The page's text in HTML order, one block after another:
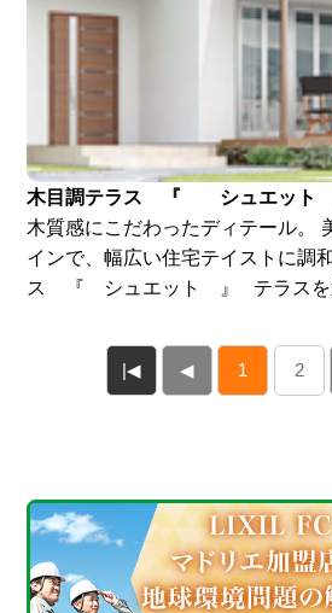
木目調テラス 『 シュエット
木質感にこだわったディテール。
インで、幅広い住宅テイストに調
ス 『 シュエット 』 テラスを
|◀ ◀ 1 2